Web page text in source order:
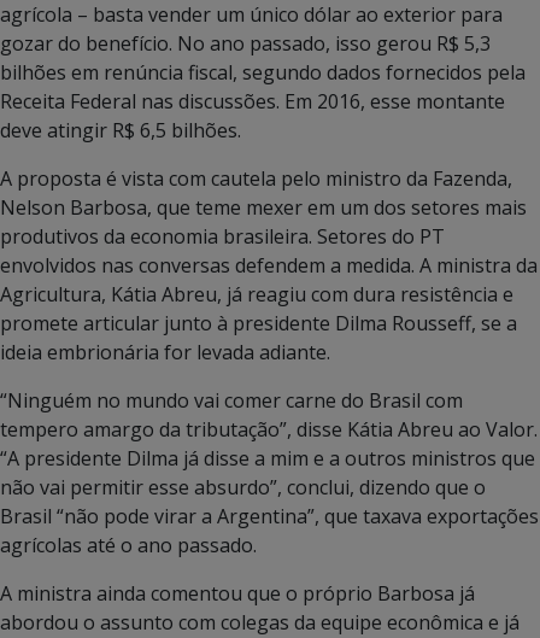
agrícola – basta vender um único dólar ao exterior para
gozar do benefício. No ano passado, isso gerou R$ 5,3
bilhões em renúncia fiscal, segundo dados fornecidos pela
Receita Federal nas discussões. Em 2016, esse montante
deve atingir R$ 6,5 bilhões.
A proposta é vista com cautela pelo ministro da Fazenda,
Nelson Barbosa, que teme mexer em um dos setores mais
produtivos da economia brasileira. Setores do PT
envolvidos nas conversas defendem a medida. A ministra da
Agricultura, Kátia Abreu, já reagiu com dura resistência e
promete articular junto à presidente Dilma Rousseff, se a
ideia embrionária for levada adiante.
“Ninguém no mundo vai comer carne do Brasil com
tempero amargo da tributação”, disse Kátia Abreu ao Valor.
“A presidente Dilma já disse a mim e a outros ministros que
não vai permitir esse absurdo”, conclui, dizendo que o
Brasil “não pode virar a Argentina”, que taxava exportações
agrícolas até o ano passado.
A ministra ainda comentou que o próprio Barbosa já
abordou o assunto com colegas da equipe econômica e já